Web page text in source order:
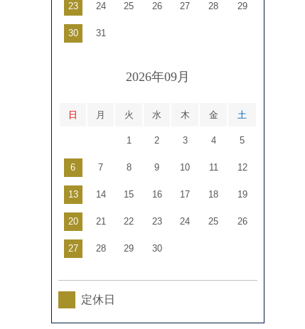
23 24 25 26 27 28 29
30 31
2026年09月
日 月 火 水 木 金 土
1 2 3 4 5
6 7 8 9 10 11 12
13 14 15 16 17 18 19
20 21 22 23 24 25 26
27 28 29 30
定休日